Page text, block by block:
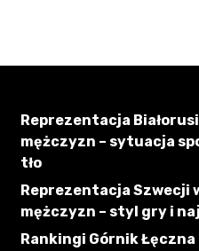
Reprezentacja
mężczyzn – sytuacja
tło
Reprezentacja Szwecji
mężczyzn – styl gry i
Rankingi Górnik Łęczna